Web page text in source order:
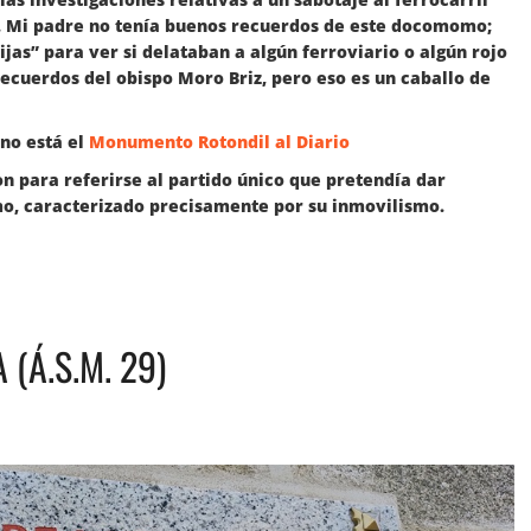
padre no tenía buenos recuerdos de este docomomo;
para ver si delataban a algún ferroviario o algún rojo
del obispo Moro Briz, pero eso es un caballo de
está el Monumento Rotondil al Diario
para referirse al partido único que pretendía dar
caracterizado precisamente por su inmovilismo.
(Á.S.M. 29)